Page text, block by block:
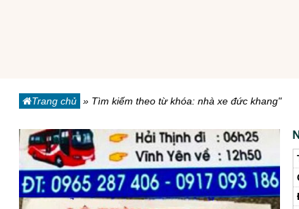
Trang chủ » Tìm kiếm theo từ khóa: nhà xe đức khang"